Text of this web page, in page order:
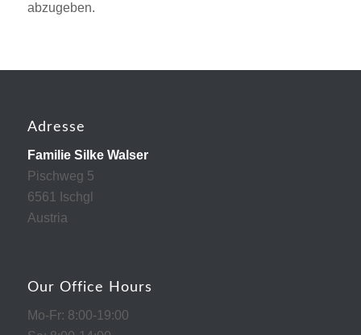
abzugeben.
Adresse
Familie Silke Walser
Pischweg 5
6561 Ischgl
Austria
Our Office Hours
Mo-Fr: 8:00-19:00